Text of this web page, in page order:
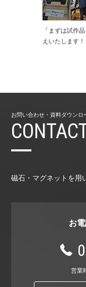
「まずは試作
えいたします！
お問い合わせ・資料ダウンロ
磁石・マグネットを用
お
営業